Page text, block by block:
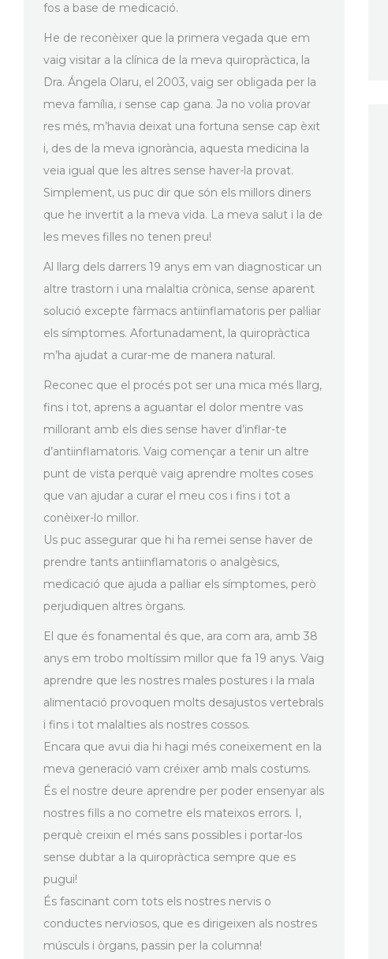
fos a base de medicació.
He de reconèixer que la primera vegada que em
vaig visitar a la clínica de la meva quiropràctica, la
Dra. Ángela Olaru, el 2003, vaig ser obligada per la
meva família, i sense cap gana. Ja no volia provar
res més, m’havia deixat una fortuna sense cap èxit
i, des de la meva ignorància, aquesta medicina la
veia igual que les altres sense haver-la provat.
Simplement, us puc dir que són els millors diners
que he invertit a la meva vida. La meva salut i la de
les meves filles no tenen preu!
Al llarg dels darrers 19 anys em van diagnosticar un
altre trastorn i una malaltia crònica, sense aparent
solució excepte fàrmacs antiinflamatoris per pal·liar
els símptomes. Afortunadament, la quiropràctica
m’ha ajudat a curar-me de manera natural.
Reconec que el procés pot ser una mica més llarg,
fins i tot, aprens a aguantar el dolor mentre vas
millorant amb els dies sense haver d’inflar-te
d’antiinflamatoris. Vaig començar a tenir un altre
punt de vista perquè vaig aprendre moltes coses
que van ajudar a curar el meu cos i fins i tot a
conèixer-lo millor.
Us puc assegurar que hi ha remei sense haver de
prendre tants antiinflamatoris o analgèsics,
medicació que ajuda a pal·liar els símptomes, però
perjudiquen altres òrgans.
El que és fonamental és que, ara com ara, amb 38
anys em trobo moltíssim millor que fa 19 anys. Vaig
aprendre que les nostres males postures i la mala
alimentació provoquen molts desajustos vertebrals
i fins i tot malalties als nostres cossos.
Encara que avui dia hi hagi més coneixement en la
meva generació vam créixer amb mals costums.
És el nostre deure aprendre per poder ensenyar als
nostres fills a no cometre els mateixos errors. I,
perquè creixin el més sans possibles i portar-los
sense dubtar a la quiropràctica sempre que es
pugui!
És fascinant com tots els nostres nervis o
conductes nerviosos, que es dirigeixen als nostres
músculs i òrgans, passin per la columna!